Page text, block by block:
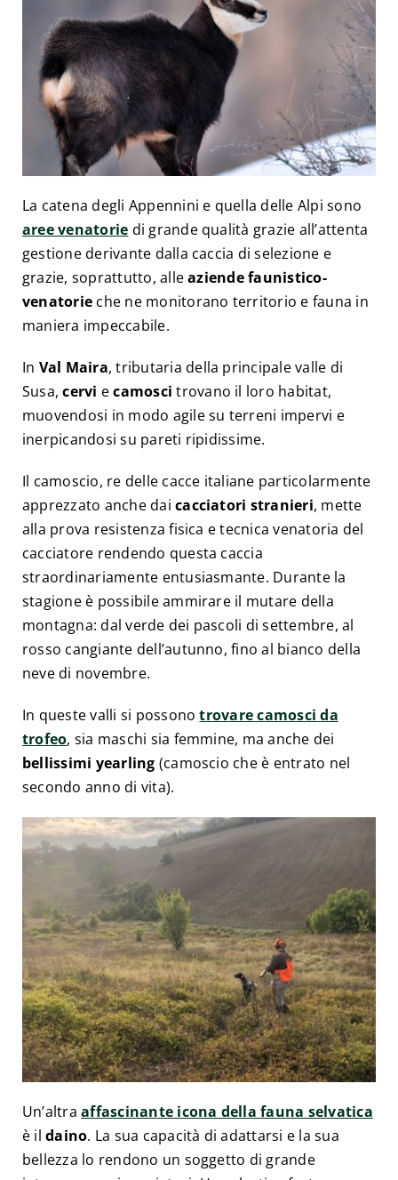
La catena degli Appennini e quella delle Alpi sono
aree venatorie di grande qualità grazie all’attenta
gestione derivante dalla caccia di selezione e
grazie, soprattutto, alleaziende faunistico-
venatorie che ne monitorano territorio e fauna in
maniera impeccabile.
In Val Maira, tributaria della principale valle di
Susa,cervi ecamosci trovano il loro habitat,
muovendosi in modo agile su terreni impervi e
inerpicandosi su pareti ripidissime.
Il camoscio, re delle cacce italiane particolarmente
apprezzato anche daicacciatori stranieri, mette
alla prova resistenza fisica e tecnica venatoria del
cacciatore rendendo questa caccia
straordinariamente entusiasmante. Durante la
stagione è possibile ammirare il mutare della
montagna: dal verde dei pascoli di settembre, al
rosso cangiante dell’autunno, fino al bianco della
neve di novembre.
In queste valli si possonotrovare camosci da
trofeo, sia maschi sia femmine, ma anche dei
bellissimi yearling (camoscio che è entrato nel
secondo anno di vita).
Un’altraaffascinante icona della fauna selvatica
è ildaino. La sua capacità di adattarsi e la sua
bellezza lo rendono un soggetto di grande